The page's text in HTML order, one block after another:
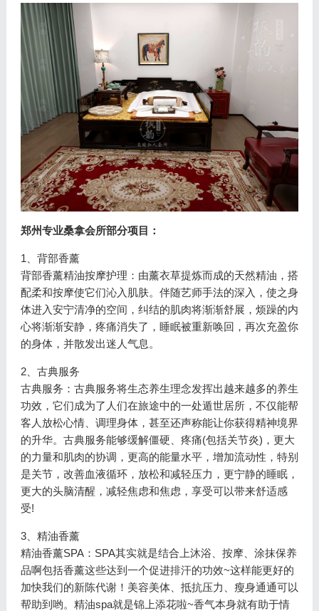
郑州专业桑拿会所部分项目：
1、背部香薰
背部香薰精油按摩护理：由薰衣草提炼而成的天然精油，搭
配柔和按摩使它们沁入肌肤。伴随艺师手法的深入，使之身
体进入安宁清净的空间，纠结的肌肉将渐渐舒展，烦躁的内
心将渐渐安静，疼痛消失了，睡眠被重新唤回，再次充盈你
的身体，并散发出迷人气息。
2、古典服务
古典服务：古典服务将生态养生理念发挥出越来越多的养生
功效，它们成为了人们在旅途中的一处遁世居所，不仅能帮
客人放松心情、调理身体，甚至还声称能让你获得精神境界
的升华。古典服务能够缓解僵硬、疼痛(包括关节炎)，更大
的力量和肌肉的协调，更高的能量水平，增加流动性，特别
是关节，改善血液循环，放松和减轻压力，更宁静的睡眠，
更大的头脑清醒，减轻焦虑和焦虑，享受可以带来舒适感
受!
3、精油香薰
精油香薰SPA：SPA其实就是结合上沐浴、按摩、涂抹保养
品啊包括香薰这些达到一个促进排汗的功效~这样能更好的
加快我们的新陈代谢！美容美体、抵抗压力、瘦身通通可以
帮助到哟。精油spa就是锦上添花啦~香气本身就有助于情